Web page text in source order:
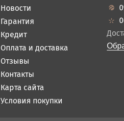
Новости
Гарантия
Кредит
Оплата и доставка
Отзывы
Контакты
Карта сайта
Условия покупки